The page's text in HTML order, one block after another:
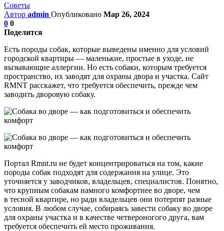
Советы
Автор admin Опубликовано Мар 26, 2024
0 0
Поделится
Есть породы собак, которые выведены именно для условий
городской квартиры — маленькие, простые в уходе, не
вызывающие аллергии. Но есть собаки, которым требуется
пространство, их заводят для охраны двора и участка. Сайт
RMNT расскажет, что требуется обеспечить, прежде чем
заводить дворовую собаку.
Портал Rmnt.ru не будет концентрироваться на том, какие
породы собак подходят для содержания на улице. Это
уточняется у заводчиков, владельцев, специалистов. Понятно,
что крупным собакам намного комфортнее во дворе, чем
в тесной квартире, но ради владельцев они потерпят разные
условия. В любом случае, собираясь завести собаку во дворе
для охраны участка и в качестве четвероногого друга, вам
требуется обеспечить ей место проживания.